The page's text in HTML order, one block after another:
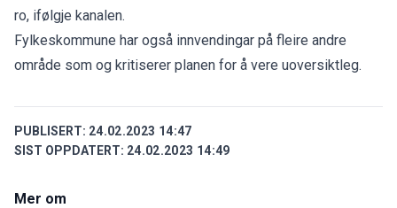
ro, ifølgje kanalen.
Fylkeskommune har også innvendingar på fleire andre
område som og kritiserer planen for å vere uoversiktleg.
PUBLISERT: 24.02.2023 14:47
SIST OPPDATERT: 24.02.2023 14:49
Mer om